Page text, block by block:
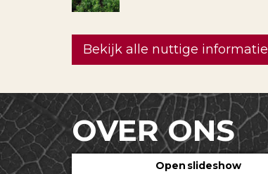
Bekijk alle nuttige informatie
OVER ONS
Open slideshow